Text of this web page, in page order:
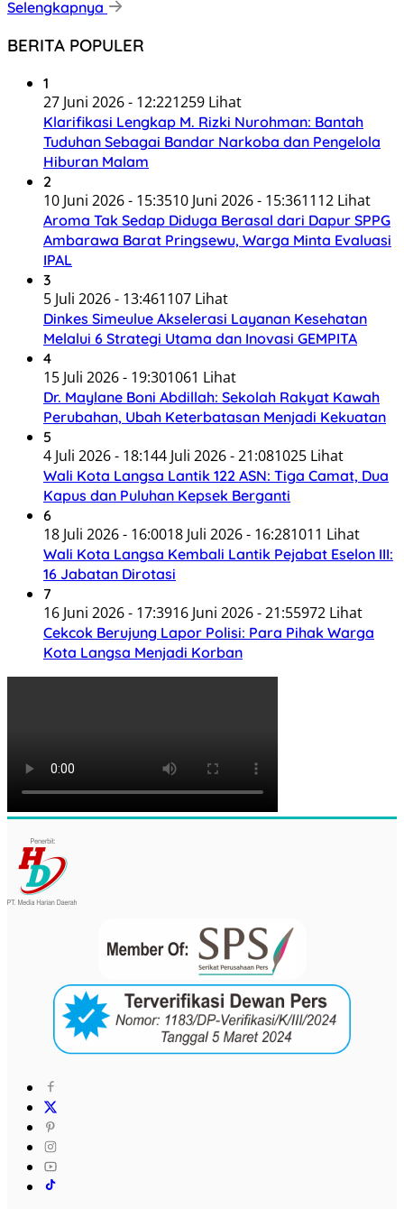
Selengkapnya
BERITA POPULER
1
27 Juni 2026 - 12:221259 Lihat
Klarifikasi Lengkap M. Rizki Nurohman: Bantah
Tuduhan Sebagai Bandar Narkoba dan Pengelola
Hiburan Malam
2
10 Juni 2026 - 15:3510 Juni 2026 - 15:361112 Lihat
Aroma Tak Sedap Diduga Berasal dari Dapur SPPG
Ambarawa Barat Pringsewu, Warga Minta Evaluasi
IPAL
3
5 Juli 2026 - 13:461107 Lihat
Dinkes Simeulue Akselerasi Layanan Kesehatan
Melalui 6 Strategi Utama dan Inovasi GEMPITA
4
15 Juli 2026 - 19:301061 Lihat
Dr. Maylane Boni Abdillah: Sekolah Rakyat Kawah
Perubahan, Ubah Keterbatasan Menjadi Kekuatan
5
4 Juli 2026 - 18:144 Juli 2026 - 21:081025 Lihat
Wali Kota Langsa Lantik 122 ASN: Tiga Camat, Dua
Kapus dan Puluhan Kepsek Berganti
6
18 Juli 2026 - 16:0018 Juli 2026 - 16:281011 Lihat
Wali Kota Langsa Kembali Lantik Pejabat Eselon III:
16 Jabatan Dirotasi
7
16 Juni 2026 - 17:3916 Juni 2026 - 21:55972 Lihat
Cekcok Berujung Lapor Polisi: Para Pihak Warga
Kota Langsa Menjadi Korban